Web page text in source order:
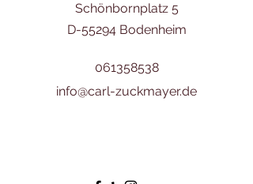
Schönbornplatz 5
D-55294 Bodenheim
061358538
info@carl-zuckmayer.de